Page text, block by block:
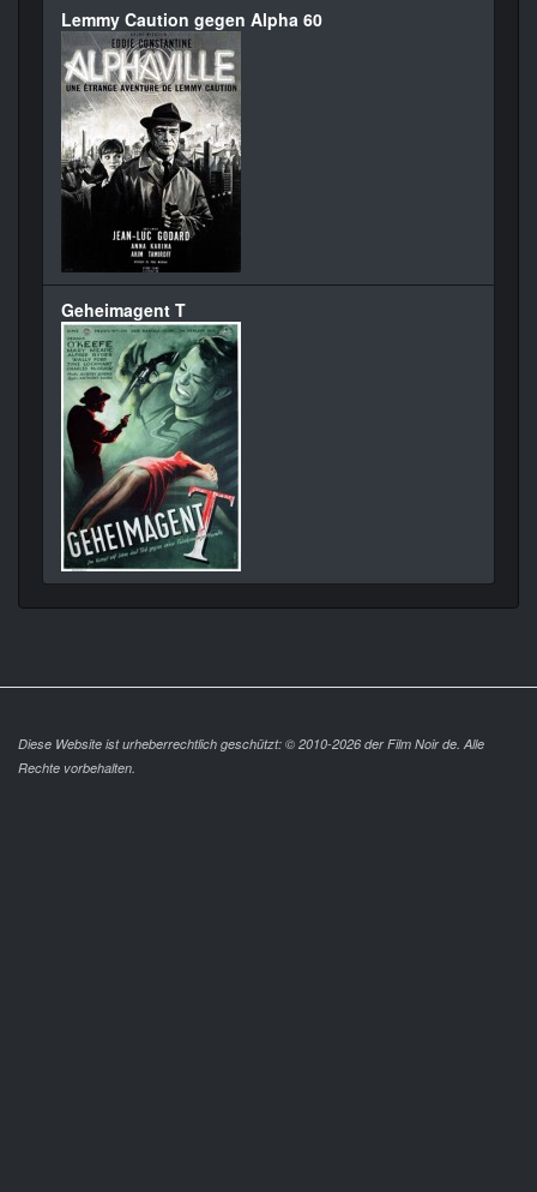
Lemmy Caution gegen Alpha 60
Geheimagent T
Diese Website ist urheberrechtlich geschützt: © 2010-2026 der Film Noir de. Alle
Rechte vorbehalten.